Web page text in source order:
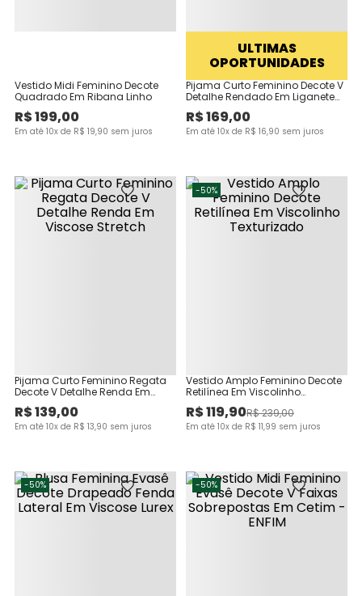
Vestido Midi Feminino Decote
Quadrado Em Ribana Linho
R$199,00
Em até 10x de R$ 19,90 sem juros
ULTIMAS
OPORTUNIDADES
Pijama Curto Feminino Decote V
Detalhe Rendado Em Liganete
100% Poliamida
R$169,00
Em até 10x de R$ 16,90 sem juros
Pijama Curto Feminino Regata
Decote V Detalhe Renda Em
Viscose Stretch
R$139,00
Em até 10x de R$ 13,90 sem juros
-50%
Vestido Amplo Feminino Decote
Retilínea Em Viscolinho
Texturizado
R$119,90R$239,00
Em até 10x de R$ 11,99 sem juros
-50% -50%